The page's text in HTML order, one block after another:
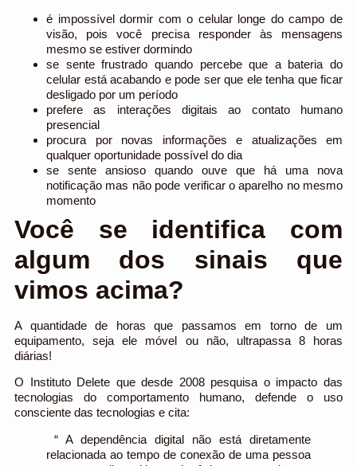
é impossível dormir com o celular longe do campo de
visão, pois você precisa responder às mensagens
mesmo se estiver dormindo
se sente frustrado quando percebe que a bateria do
celular está acabando e pode ser que ele tenha que ficar
desligado por um período
prefere as interações digitais ao contato humano
presencial
procura por novas informações e atualizações em
qualquer oportunidade possível do dia
se sente ansioso quando ouve que há uma nova
notificação mas não pode verificar o aparelho no mesmo
momento
Você se identifica com
algum dos sinais que
vimos acima?
A quantidade de horas que passamos em torno de um
equipamento, seja ele móvel ou não, ultrapassa 8 horas
diárias!
O Instituto Delete que desde 2008 pesquisa o impacto das
tecnologias do comportamento humano, defende o uso
consciente das tecnologias e cita:
“ A dependência digital não está diretamente
relacionada ao tempo de conexão de uma pessoa